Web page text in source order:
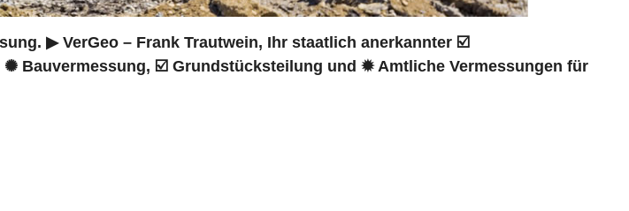
▶︎ VerGeo – Frank Trautwein, Ihr staatlich anerkannter ☑️
Bauvermessung, ☑️ Grundstücksteilung und ✹ Amtliche Vermessungen für